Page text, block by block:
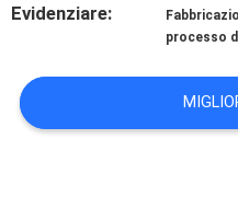
CHIEDI UN
PREVENTIVO
MAPPA
Evidenziare:
processo